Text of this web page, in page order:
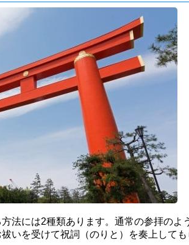
法には2種類あります。通常の参拝のよ
いを受けて祝詞（のりと）を奏上しても